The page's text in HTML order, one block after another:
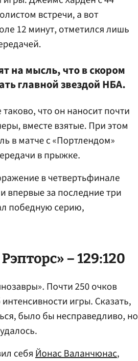
встречи, а вот
12 минут, отметился лишь
на мысль, что в скором
главной звездой НБА.
что он наносит почти
вместе взятые. При этом
в матче с «Портлендом»
в прыжке.
в четвертьфинале
впервые за последние три
победную серию,
– 129:120
Почти 250 очков
игры. Сказать,
было бы несправедливо, но
себяЙонас Валанчюнас,